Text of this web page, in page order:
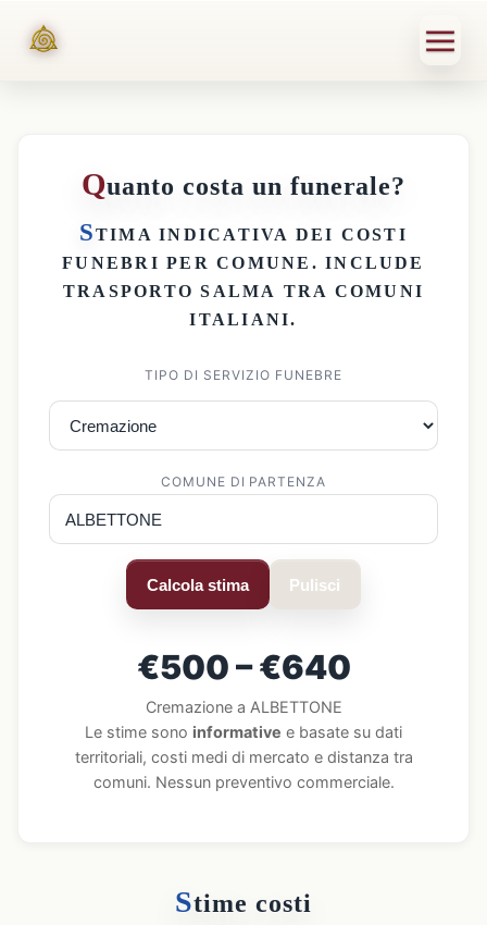
Quanto costa un funerale?
STIMA INDICATIVA DEI COSTI
FUNEBRI PER COMUNE . INCLUDE
TRASPORTO SALMA TRA COMUNI
ITALIANI.
TIPO DI SERVIZIO FUNEBRE
COMUNE DI PARTENZA
Calcola stima Pulisci
€500 – €640
Cremazione a ALBETTONE
Le stime sono informative e basate su dati
territoriali, costi medi di mercato e distanza tra
comuni. Nessun preventivo commerciale.
Stime costi